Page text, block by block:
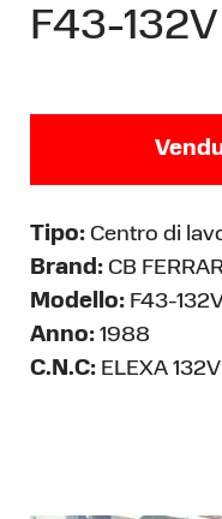
F43-132V
Tipo: Centro di
Brand: CB
Modello: F43-
Anno: 1988
C.N.C: ELEXA 132V